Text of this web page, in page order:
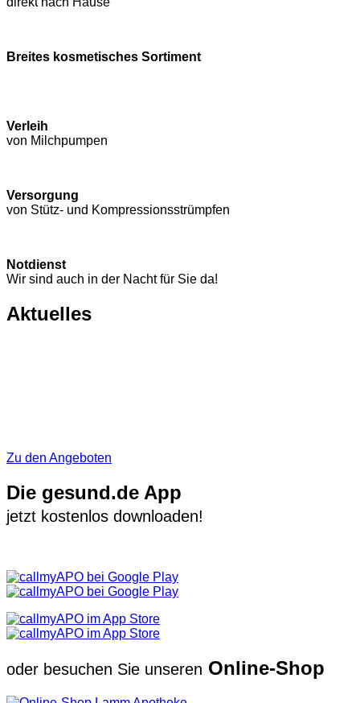
Breites kosmetisches Sortiment
Verleih
von Milchpumpen
Versorgung
von Stütz- und Kompressions­strümpfen
Notdienst
Wir sind auch in der Nacht für Sie da!
Aktuelles
Zu den Angeboten
Die gesund.de App
jetzt kostenlos downloaden!
oder besuchen Sie unseren Online-Shop